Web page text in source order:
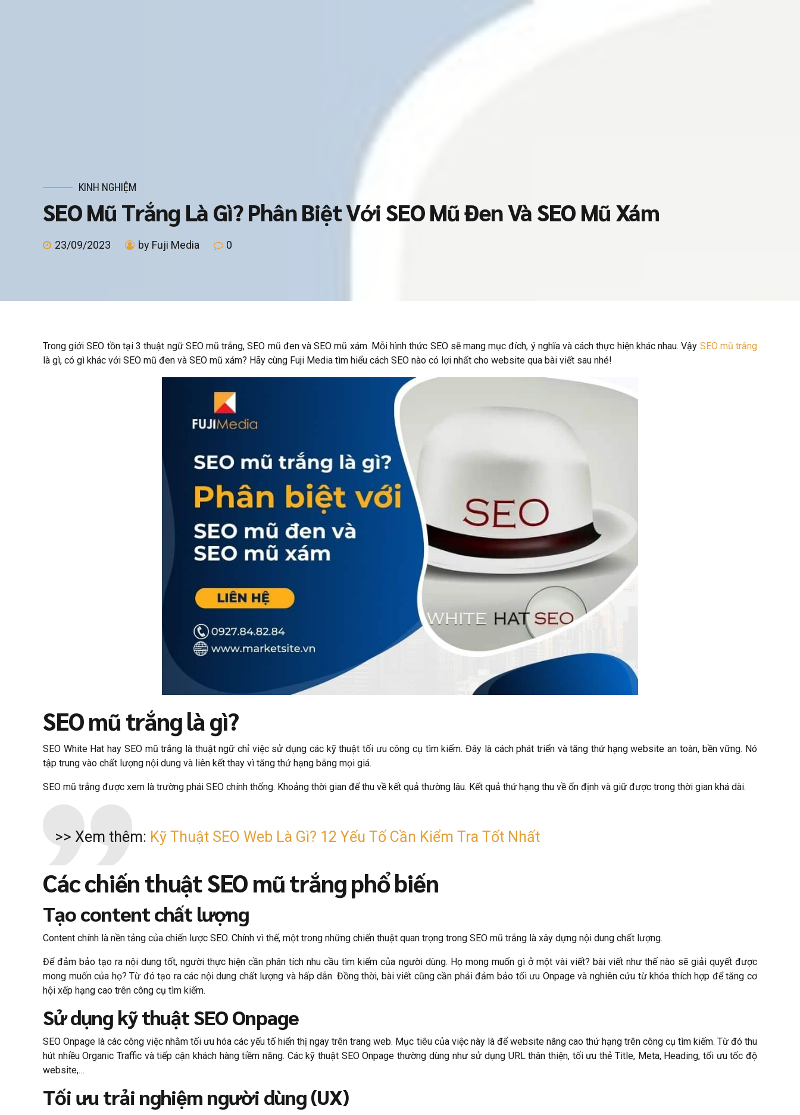
KINH NGHIỆM
SEO Mũ Trắng Là Gì? Phân Biệt Với SEO Mũ Đen Và SEO Mũ Xám
23/09/2023 by Fuji Media 0
Trong giới SEO tồn tại 3 thuật ngữ SEO mũ trắng, SEO mũ đen và SEO mũ xám. Mỗi hình thức SEO sẽ mang mục đích, ý nghĩa và cách thực hiện khác nhau. Vậy SEO mũ trắng
là gì, có gì khác với SEO mũ đen và SEO mũ xám? Hãy cùng Fuji Media tìm hiểu cách SEO nào có lợi nhất cho website qua bài viết sau nhé!
SEO mũ trắng là gì?
SEO White Hat hay SEO mũ trắng là thuật ngữ chỉ việc sử dụng các kỹ thuật tối ưu công cụ tìm kiếm. Đây là cách phát triển và tăng thứ hạng website an toàn, bền vững. Nó
tập trung vào chất lượng nội dung và liên kết thay vì tăng thứ hạng bằng mọi giá.
SEO mũ trắng được xem là trường phái SEO chính thống. Khoảng thời gian để thu về kết quả thường lâu. Kết quả thứ hạng thu về ổn định và giữ được trong thời gian khá dài.
>> Xem thêm: Kỹ Thuật SEO Web Là Gì? 12 Yếu Tố Cần Kiểm Tra Tốt Nhất
Các chiến thuật SEO mũ trắng phổ biến
Tạo content chất lượng
Content chính là nền tảng của chiến lược SEO. Chính vì thế, một trong những chiến thuật quan trọng trong SEO mũ trắng là xây dựng nội dung chất lượng.
Để đảm bảo tạo ra nội dung tốt, người thực hiện cần phân tích nhu cầu tìm kiếm của người dùng. Họ mong muốn gì ở một vài viết? bài viết như thế nào sẽ giải quyết được
mong muốn của họ? Từ đó tạo ra các nội dung chất lượng và hấp dẫn. Đồng thời, bài viết cũng cần phải đảm bảo tối ưu Onpage và nghiên cứu từ khóa thích hợp để tăng cơ
hội xếp hạng cao trên công cụ tìm kiếm.
Sử dụng kỹ thuật SEO Onpage
SEO Onpage là các công việc nhằm tối ưu hóa các yếu tố hiển thị ngay trên trang web. Mục tiêu của việc này là để website nâng cao thứ hạng trên công cụ tìm kiếm. Từ đó thu
hút nhiều Organic Traffic và tiếp cận khách hàng tiềm năng. Các kỹ thuật SEO Onpage thường dùng như sử dụng URL thân thiện, tối ưu thẻ Title, Meta, Heading, tối ưu tốc độ
website,…
Tối ưu trải nghiệm người dùng (UX)